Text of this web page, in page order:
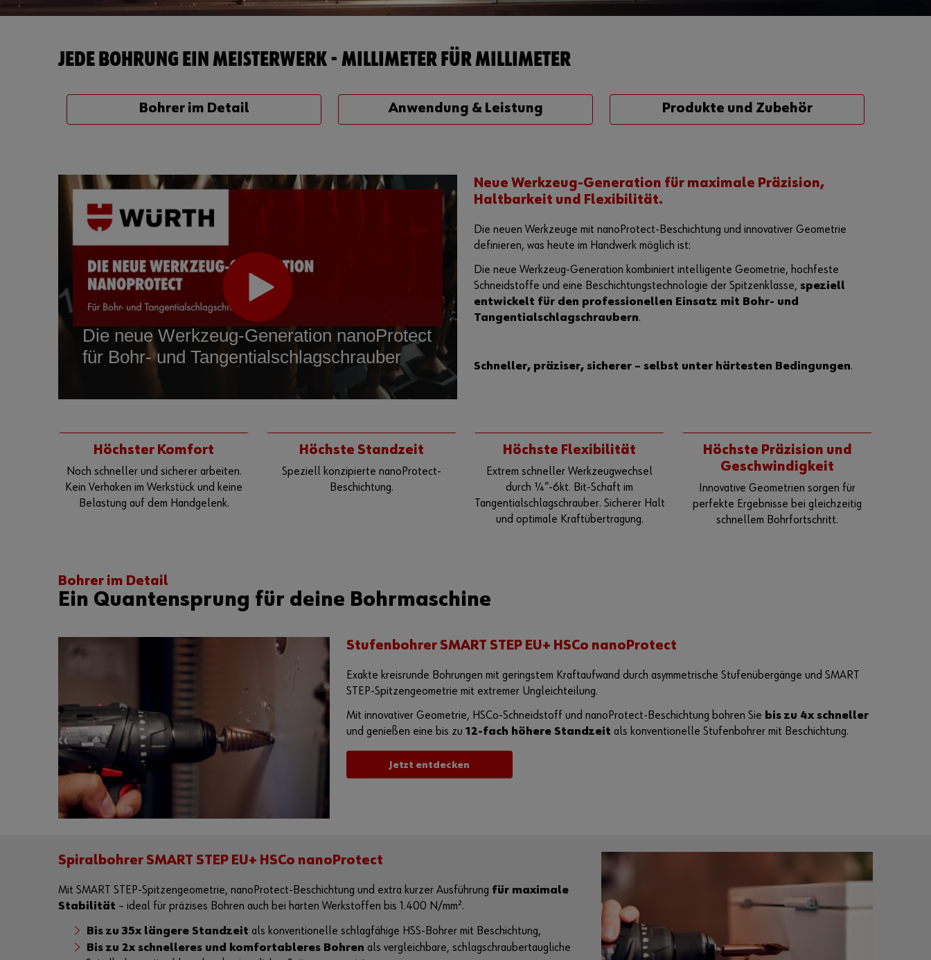
merken
Sie möchten
registrieren?
In nur drei
Schritten
des Online-
Gewerbetre
ibende
Jetzt
Registriere
n
JEDE BOHRUNG EIN MEISTERWERK - MILLIMETER FÜR MILLIMETER
Bohrer im Detail Anwendung & Leistung Produkte und Zubehör
Neue Werkzeug-Generation für maximale Präzision,
Haltbarkeit und Flexibilität.
Die neuen Werkzeuge mit nanoProtect-Beschichtung und innovativer Geometrie
definieren, was heute im Handwerk möglich ist:
Die neue Werkzeug-Generation kombiniert intelligente Geometrie, hochfeste
Schneidstoffe und eine Beschichtungstechnologie der Spitzenklasse, speziell
entwickelt für den professionellen Einsatz mit Bohr- und
Tangentialschlagschraubern.
Schneller, präziser, sicherer – selbst unter härtesten Bedingungen.
Höchster Komfort
Noch schneller und sicherer arbeiten.
Kein Verhaken im Werkstück und keine
Belastung auf dem Handgelenk.
Höchste Standzeit
Speziell konzipierte nanoProtect-
Beschichtung.
Höchste Flexibilität
Extrem schneller Werkzeugwechsel
durch ¼“-6kt. Bit-Schaft im
Tangentialschlagschrauber. Sicherer Halt
und optimale Kraftübertragung.
Höchste Präzision und
Geschwindigkeit
Innovative Geometrien sorgen für
perfekte Ergebnisse bei gleichzeitig
schnellem Bohrfortschritt.
Bohrer im Detail
Ein Quantensprung für deine Bohrmaschine
Stufenbohrer SMART STEP EU+ HSCo nanoProtect
Exakte kreisrunde Bohrungen mit geringstem Kraftaufwand durch asymmetrische Stufenübergänge und SMART
STEP-Spitzengeometrie mit extremer Ungleichteilung.
Mit innovativer Geometrie, HSCo-Schneidstoff und nanoProtect-Beschichtung bohren Sie bis zu 4x schneller
und genießen eine bis zu 12-fach höhere Standzeit als konventionelle Stufenbohrer mit Beschichtung.
Jetzt entdecken
Spiralbohrer SMART STEP EU+ HSCo nanoProtect
Mit SMART STEP-Spitzengeometrie, nanoProtect-Beschichtung und extra kurzer Ausführung für maximale
Stabilität – ideal für präzises Bohren auch bei harten Werkstoffen bis 1.400 N/mm².
Bis zu 35x längere Standzeit als konventionelle schlagfähige HSS-Bohrer mit Beschichtung,
Bis zu 2x schnelleres und komfortableres Bohren als vergleichbare, schlagschraubertaugliche